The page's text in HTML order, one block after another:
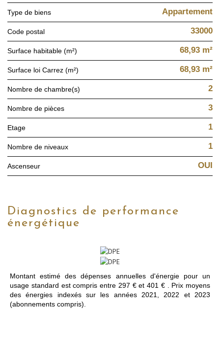
Type de biens Appartement
Code postal 33000
Surface habitable (m²) 68,93 m²
Surface loi Carrez (m²) 68,93 m²
Nombre de chambre(s) 2
Nombre de pièces 3
Etage 1
Nombre de niveaux 1
Ascenseur OUI
diagnostics de performance
énergétique
Montant estimé des dépenses annuelles d'énergie pour un
usage standard est compris entre 297 € et 401 € . Prix moyens
des énergies indexés sur les années 2021, 2022 et 2023
(abonnements compris).